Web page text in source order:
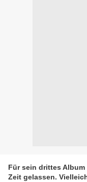
Für sein drittes
Zeit gelassen.